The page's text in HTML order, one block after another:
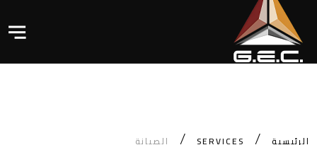
الرئيسية SERVICES الصيانة